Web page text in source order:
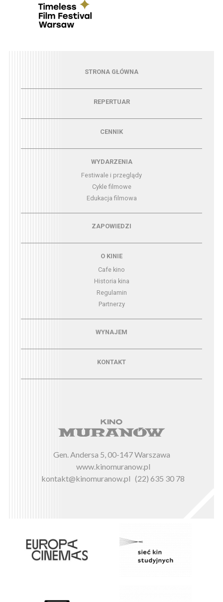
Menu - strona główna
STRONA GŁÓWNA
Menu - repertuarREPERTUAR
CENNIK
Menu - wydarzeniaWYDARZENIA
Festiwale i przeglądy
Cykle filmowe
Edukacja filmowa
Menu - zapowiedziZAPOWIEDZI
O KINIE
Cafe kino
Historia kina
Regulamin
Partnerzy
Menu - wynajemWYNAJEM
KONTAKT
Gen. Andersa 5, 00-147 Warszawa
www.kinomuranow.pl
kontakt@kinomuranow.pl (22) 635 30 78